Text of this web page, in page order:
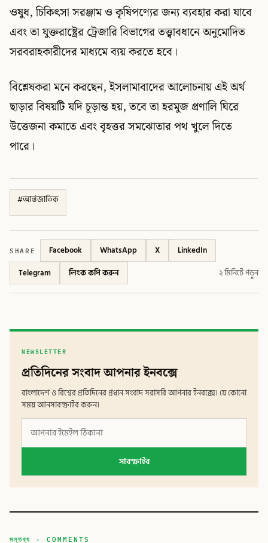
ওষুধ, চিকিৎসা সরঞ্জাম ও কৃষিপণ্যের জন্য ব্যবহার করা যাবে
এবং তা যুক্তরাষ্ট্রের ট্রেজারি বিভাগের তত্ত্বাবধানে অনুমোদিত
সরবরাহকারীদের মাধ্যমে ব্যয় করতে হবে।
বিশ্লেষকরা মনে করছেন, ইসলামাবাদের আলোচনায় এই অর্থ
ছাড়ার বিষয়টি যদি চূড়ান্ত হয়, তবে তা হরমুজ প্রণালি ঘিরে
উত্তেজনা কমাতে এবং বৃহত্তর সমঝোতার পথ খুলে দিতে
পারে।
#আর্ন্তজাতিক
SHARE Facebook WhatsApp X
LinkedIn
Telegram
লিংক কপি করুন ২ মিনিটে পড়ুন
NEWSLETTER
প্রতিদিনের সংবাদ আপনার ইনবক্সে
বাংলাদেশ ও বিশ্বের প্রতিদিনের প্রধান সংবাদ সরাসরি আপনার ইনবক্সে। যে কোনো
সময় আনসাবস্ক্রাইব করুন।
সাবস্ক্রাইব
মন্তব্য · COMMENTS